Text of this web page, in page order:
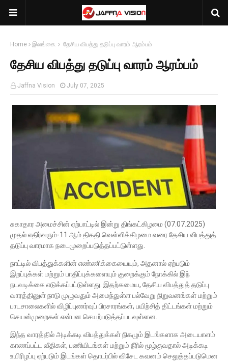
Home இலங்கை. தேசிய விபத்து தடுப்பு வாரம் ஆரம்பம்
தேசிய விபத்து தடுப்பு வாரம் ஆரம்பம்
Jaffna Vision July 07, 2025
சுகாதார அமைச்சின் ஏற்பாட்டில் இன்று திங்கட்கிழமை (07.07.2025)
முதல் எதிர்வரும்-11 ஆம் திகதி வெள்ளிக்கிழமை வரை தேசிய விபத்துத்
தடுப்பு வாரமாக நடைமுறைப்படுத்தப்பட்டுள்ளது.
நாட்டில் விபத்துக்களின் எண்ணிக்கையையும், அதனால் ஏற்படும்
இறப்புக்கள் மற்றும் பாதிப்புக்களையும் குறைக்கும் நோக்கில் இந்
நடவடிக்கை எடுக்கப்பட்டுள்ளது. இதற்கமைய, தேசிய விபத்துத் தடுப்பு
வாரத்தினுள் நாடு முழுவதும் அமைந்துள்ள பல்வேறு நிறுவனங்கள் மற்றும்
பாடசாலைகளில் விழிப்புணர்வுப் பிரசாரங்கள், பயிற்சித் திட்டங்கள் மற்றும்
செயன்முறைகள் என்பன செயற்படுத்தப்படவுள்ளன.
இந்த வாரத்தில் அடிக்கடி விபத்துக்கள் நிகழும் இடங்களாக அடையாளம்
காணப்பட்ட வீதிகள், பணியிடங்கள் மற்றும் நீரில் மூழ்குவதால் அடிக்கடி
உயிரிழப்பு ஏற்படும் இடங்கள் தொடர்பில் விசேட கவனம் செலுத்தப்படுமென